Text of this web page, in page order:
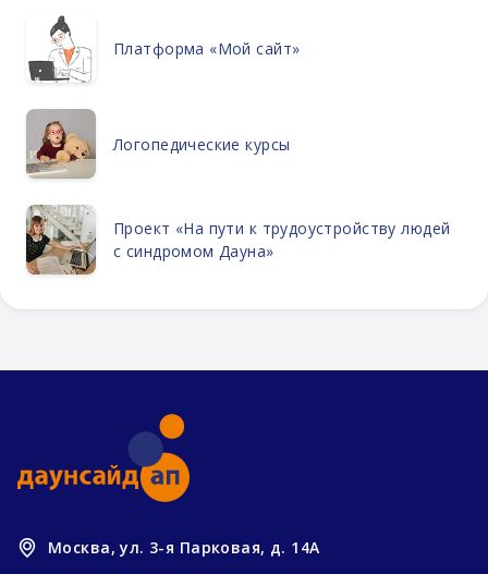
Платформа «Мой сайт»
Логопедические курсы
Проект «На пути к трудоустройству людей
с синдромом Дауна»
Москва, ул. 3-я Парковая, д. 14А